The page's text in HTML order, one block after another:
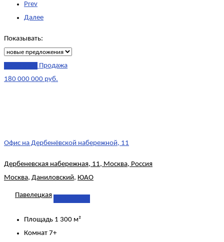
Prev
Далее
Показывать:
Продажа
180 000 000 руб.
Офис на Дербенёвской набережной, 11
Дербеневская набережная, 11, Москва, Россия
Москва, Даниловский, ЮАО
Павелецкая
Площадь 1 300 м²
Комнат 7+